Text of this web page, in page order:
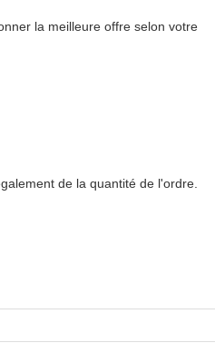
la meilleure offre selon votre
de la quantité de l'ordre.